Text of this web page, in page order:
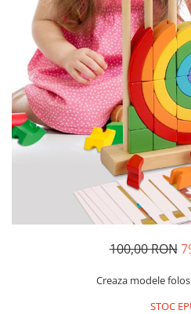
Usborne
100,00 RON
Creaza modele
STOC